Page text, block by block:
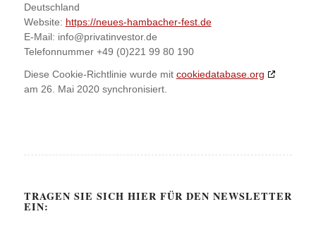
Deutschland
Website: https://neues-hambacher-fest.de
E-Mail: info@privatinvestor.de
Telefonnummer +49 (0)221 99 80 190
Diese Cookie-Richtlinie wurde mit cookiedatabase.org
am 26. Mai 2020 synchronisiert.
TRAGEN SIE SICH HIER FÜR DEN NEWSLETTER
EIN: